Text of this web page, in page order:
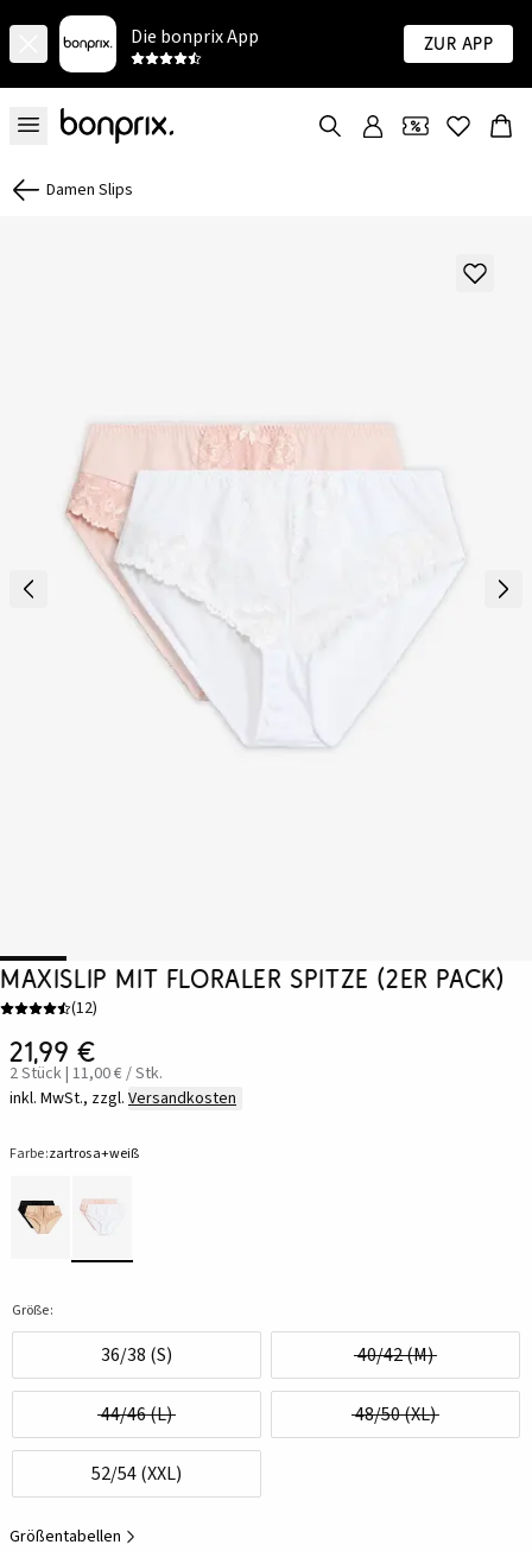
Die bonprix App Zur App
Damen Slips
Maxislip mit floraler Spitze (2er Pack)
(12)
21,99 €
2 Stück | 11,00 € / Stk.
inkl. MwSt., zzgl. Versandkosten
Farbe:zartrosa+weiß
Größe:
36/38 (S) 40/42 (M)
44/46 (L) 48/50 (XL)
52/54 (XXL)
Größentabellen